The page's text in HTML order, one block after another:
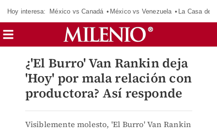
Hoy interesa: México vs Canadá México vs Venezuela La Casa de
¿'El Burro' Van Rankin deja
'Hoy' por mala relación con
productora? Así responde
Visiblemente molesto, 'El Burro' Van Rankin